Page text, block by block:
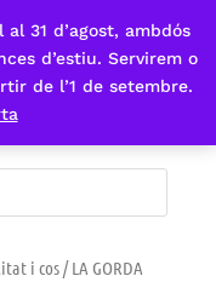
31 d’agost, ambdós
d’estiu. Servirem o
de l’1 de setembre.
i cos/ LA GORDA